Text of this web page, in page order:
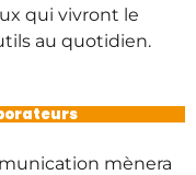
qui vivront le
au quotidien.
mènera